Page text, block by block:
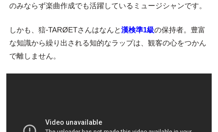
のみならず楽曲作成でも活躍しているミュージシャンです。
しかも、狺-TARØETさんはなんと漢検準1級の保持者。豊富
な知識から繰り出される知的なラップは、観客の心をつかん
で離しません。